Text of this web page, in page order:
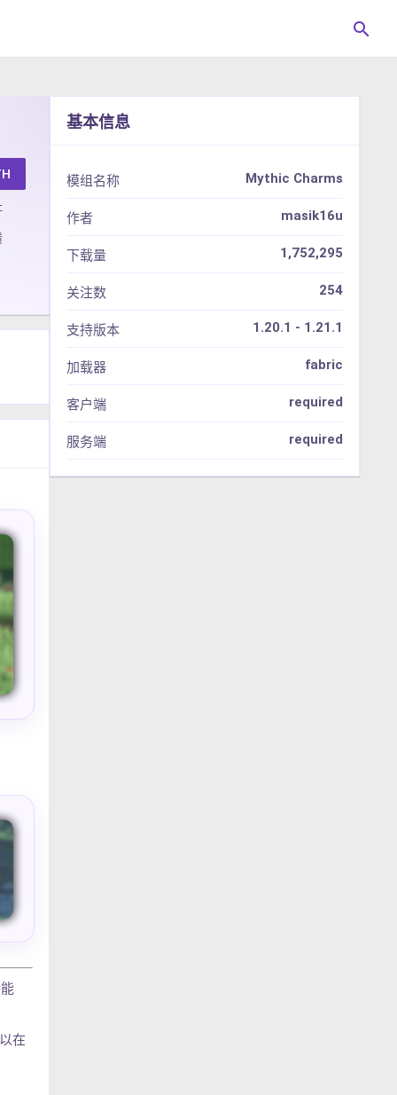
search
在
基本信息
模组名称 Mythic Charms
作者 masik16u
下载量 1,752,295
关注数 254
支持版本 1.20.1 - 1.21.1
加载器 fabric
客户端 required
服务端 required